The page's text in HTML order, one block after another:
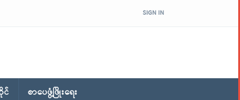
SIGN IN
င် စာပေဖွံ့ဖြိုးရေး